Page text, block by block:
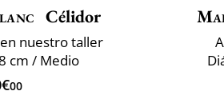
Célidor
nuestro taller
cm / Medio
00